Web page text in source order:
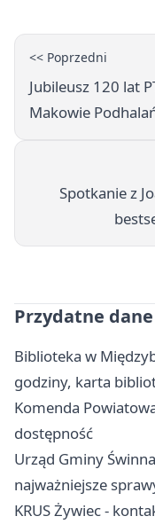
<< Poprzedni
Jubileusz 120 lat
Makowie
Spotkanie z
Przydatne
Biblioteka w
godziny, karta
Komenda
dostępność
Urząd Gminy
najważniejsze
KRUS Żywiec -